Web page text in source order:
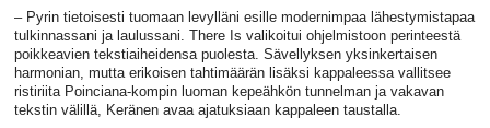
– Pyrin tietoisesti tuomaan levylläni esille modernimpaa lähestymistapaa
tulkinnassani ja laulussani. There Is valikoitui ohjelmistoon perinteestä
poikkeavien tekstiaiheidensa puolesta. Sävellyksen yksinkertaisen
harmonian, mutta erikoisen tahtimäärän lisäksi kappaleessa vallitsee
ristiriita Poinciana-kompin luoman kepeähkön tunnelman ja vakavan
tekstin välillä, Keränen avaa ajatuksiaan kappaleen taustalla.